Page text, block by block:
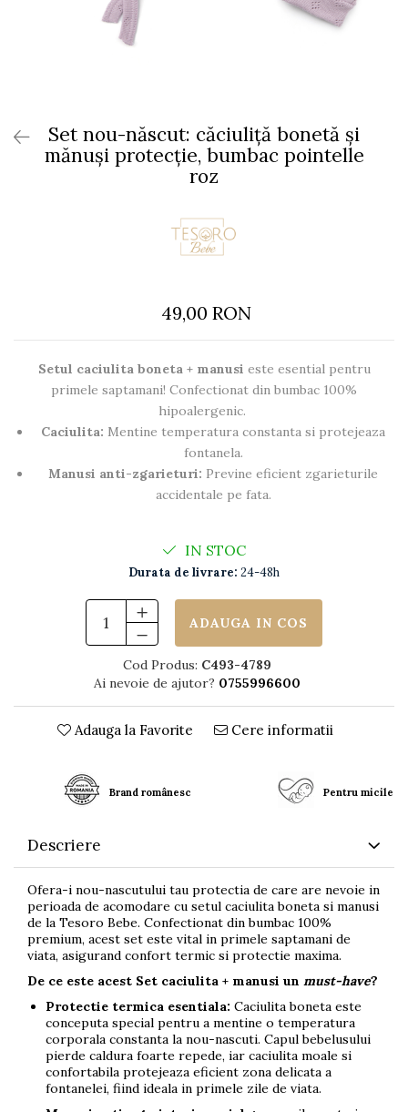
Set nou-născut: căciuliță bonetă și
mănuși protecție, bumbac pointelle
roz
49,00 RON
Setul caciulita boneta + manusi este esential pentru
primele saptamani! Confectionat din bumbac 100%
hipoalergenic.
Caciulita: Mentine temperatura constanta si protejeaza
fontanela.
Manusi anti-zgarieturi: Previne eficient zgarieturile
accidentale pe fata.
IN STOC
Durata de livrare: 24-48h
ADAUGA IN COS
Cod Produs: C493-4789
Ai nevoie de ajutor? 0755996600
Adauga la Favorite Cere informatii
Brand românesc Pentru micile
Descriere
Ofera-i nou-nascutului tau protectia de care are nevoie in
perioada de acomodare cu setul caciulita boneta si manusi
de la Tesoro Bebe. Confectionat din bumbac 100%
premium, acest set este vital in primele saptamani de
viata, asigurand confort termic si protectie maxima.
De ce este acest Set caciulita + manusi un must-have?
Protectie termica esentiala: Caciulita boneta este
conceputa special pentru a mentine o temperatura
corporala constanta la nou-nascuti. Capul bebelusului
pierde caldura foarte repede, iar caciulita moale si
confortabila protejeaza eficient zona delicata a
fontanelei, fiind ideala in primele zile de viata.